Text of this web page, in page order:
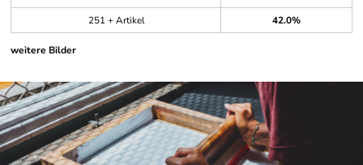
251 + Artikel
42.0%
weitere Bilder